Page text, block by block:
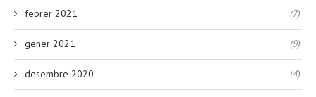
febrer 2021 (7)
gener 2021 (9)
desembre 2020 (4)